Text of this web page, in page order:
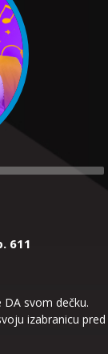
611
svom dečku.
izabranicu pred